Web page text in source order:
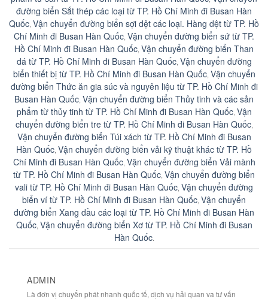
đường biển Sắt thép các loại từ TP. Hồ Chí Minh đi Busan Hàn
Quốc Vận chuyển đường biển sợi dệt các loại. Hàng dệt từ TP. Hồ
Chí Minh đi Busan Hàn Quốc Vận chuyển đường biển sứ từ TP.
Hồ Chí Minh đi Busan Hàn Quốc Vận chuyển đường biển Than
dá từ TP. Hồ Chí Minh đi Busan Hàn Quốc, Vận chuyển đường
biển thiết bị từ TP. Hồ Chí Minh đi Busan Hàn Quốc, Vận chuyển
đường biển Thức ăn gia súc và nguyên liệu từ TP. Hồ Chí Minh đi
Busan Hàn Quốc Vận chuyển đường biển Thủy tinh và các sản
phẩm từ thủy tinh từ TP. Hồ Chí Minh đi Busan Hàn Quốc, Vận
chuyển đường biển tre từ TP. Hồ Chí Minh đi Busan Hàn Quốc,
Vận chuyển đường biển Túi xách từ TP. Hồ Chí Minh đi Busan
Hàn Quốc Vận chuyển đường biển vải kỹ thuật khác từ TP. Hồ
Chí Minh đi Busan Hàn Quốc, Vận chuyển đường biển Vải mành
từ TP. Hồ Chí Minh đi Busan Hàn Quốc Vận chuyển đường biển
vali từ TP. Hồ Chí Minh đi Busan Hàn Quốc Vận chuyển đường
biển ví từ TP. Hồ Chí Minh đi Busan Hàn Quốc Vận chuyển
đường biển Xang dầu các loại từ TP. Hồ Chí Minh đi Busan Hàn
Quốc, Vận chuyển đường biển Xơ từ TP. Hồ Chí Minh đi Busan
Hàn Quốc.
ADMIN
Là đơn vị chuyển phát nhanh quốc tế, dịch vụ hải quan va tư vấn